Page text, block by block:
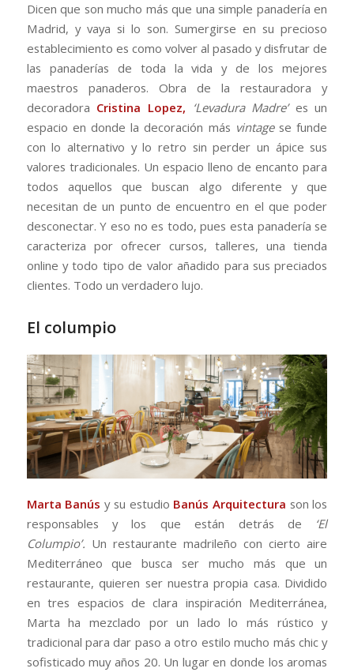
Dicen que son mucho más que una simple panadería en
Madrid, y vaya si lo son. Sumergirse en su precioso
establecimiento es como volver al pasado y disfrutar de
las panaderías de toda la vida y de los mejores
maestros panaderos. Obra de la restauradora y
decoradora Cristina Lopez, ‘Levadura Madre’ es un
espacio en donde la decoración más vintagese funde
con lo alternativo y lo retro sin perder un ápice sus
valores tradicionales. Un espacio lleno de encanto para
todos aquellos que buscan algo diferente y que
necesitan de un punto de encuentro en el que poder
desconectar. Y eso no es todo, pues esta panadería se
caracteriza por ofrecer cursos, talleres, una tienda
online y todo tipo de valor añadido para sus preciados
clientes. Todo un verdadero lujo.
El columpio
Marta Banús y su estudio Banús Arquitectura son los
responsables y los que están detrás de ‘El
Columpio’. Un restaurante madrileño con cierto aire
Mediterráneo que busca ser mucho más que un
restaurante, quieren ser nuestra propia casa. Dividido
en tres espacios de clara inspiración Mediterránea,
Marta ha mezclado por un lado lo más rústico y
tradicional para dar paso a otro estilo mucho más chic y
sofisticado muy años 20. Un lugar en donde los aromas